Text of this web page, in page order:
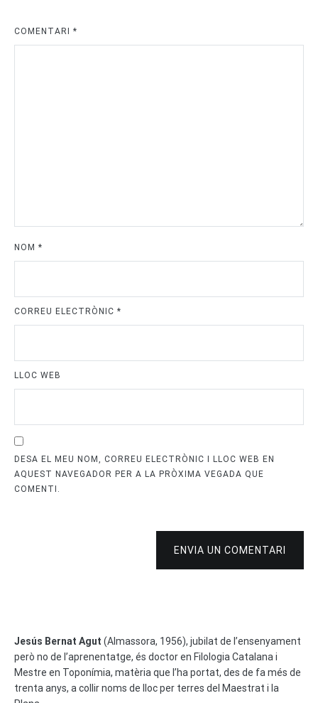
COMENTARI *
NOM *
CORREU ELECTRÒNIC *
LLOC WEB
DESA EL MEU NOM, CORREU ELECTRÒNIC I LLOC WEB EN
AQUEST NAVEGADOR PER A LA PRÒXIMA VEGADA QUE
COMENTI.
ENVIA UN COMENTARI
Jesús Bernat Agut (Almassora, 1956), jubilat de l’ensenyament
però no de l’aprenentatge, és doctor en Filologia Catalana i
Mestre en Toponímia, matèria que l’ha portat, des de fa més de
trenta anys, a collir noms de lloc per terres del Maestrat i la